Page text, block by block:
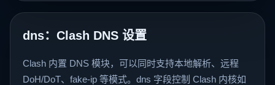
dns：Clash DNS 设置
Clash 内置 DNS 模块，可以同时支持本地解析、远程
DoH/DoT、fake-ip 等模式。dns 字段控制 Clash 内核如